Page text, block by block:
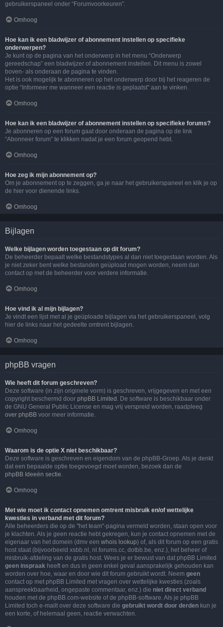
gebruikerspaneel onder “Forumvoorkeuren”.
Omhoog
Hoe kan ik een bladwijzer of abonnement instellen op specifieke
onderwerpen?
Je kunt op de pagina van het onderwerp in het menu “Onderwerp
gereedschap” een bladwijzer of abonnement instellen. Dit menu is zowel
boven- als onderaan de pagina te vinden.
Het is ook mogelijk te abonneren op het onderwerp door bij het reageren de
optie “Informeer me wanneer een reactie is geplaatst” aan te vinken.
Omhoog
Hoe kan ik een bladwijzer of abonnement instellen op specifieke forums?
Je abonneren op een forum gaat door onderaan de pagina op de link
“Abonneer forum” te klikken nadat je een forum geopend hebt.
Omhoog
Hoe zeg ik mijn abonnement op?
Om je abonnement op te zeggen, ga je naar het gebruikerspaneel en klik je op
de hier voor dienende links.
Omhoog
Bijlagen
Welke bijlagen worden toegestaan op dit forum?
De beheerder bepaalt welke bestandstypes al dan niet toegestaan worden. Als
je niet zeker bent welke bestanden geüpload mogen worden, neem dan
contact op met de beheerder voor verdere informatie.
Omhoog
Hoe vind ik al mijn bijlagen?
Je vindt een lijst met al je geüploade bijlagen via het gebruikerspaneel, volg
hier de links naar het gedeelte omtrent bijlagen.
Omhoog
phpBB vragen
Wie heeft dit forum geschreven?
Deze software (in zijn originele vorm) is geschreven, vrijgegeven en met een
copyright beschermd door phpBB Limited . De software is beschikbaar onder
de GNU General Public License en mag vrij verspreid worden, raadpleeg
over phpBB voor meer informatie.
Omhoog
Waarom is de optie X niet beschikbaar?
Deze software is geschreven en eigendom van de phpBB-Groep. Als je denkt
dat een bepaalde optie toegevoegd moet worden, bezoek dan de
phpBB Ideeën sectie.
Omhoog
Met wie moet ik contact opnemen omtrent misbruik en/of wettelijke
kwesties in verband met dit forum?
Alle beheerders die op de "het team"-pagina vermeld worden, staan open voor
je klachten. Als je geen reactie hebt gekregen, kun je contact opnemen met de
eigenaar van het domein (dmv een whois lookup) of, als dit forum op een gratis
host staat (bijvoorbeeld xsbb.nl, nl.forums.cc, dotbb.be, enz.), het beheer of
misbruik-afdeling van de gratis host. Wees je er bewust van dat phpBB Limited
geen inspraak heeft en dus in geen enkel geval aansprakelijk gehouden kan
worden over hoe, waar en door wie dit forum gebruikt wordt. Neem geen
contact op met phpBB Limited met vragen over wettelijke kwesties (zoals
aanspreekbaarheid, ongepaste commentaar, enz.) die niet direct verband
houden met de phpBB.com-website of de phpBB-software. Als je phpBB
Limited toch e-mailt over deze software die gebruikt wordt door derden kun je
een korte, of helemaal geen, reactie verwachten.